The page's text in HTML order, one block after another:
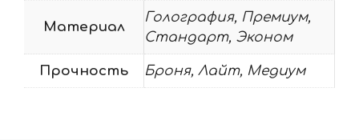
Материал
Голография, Премиум,
Стандарт, Эконом
Прочность Броня, Лайт, Медиум